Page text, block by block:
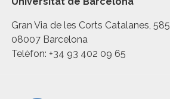
Gran Via de les Corts Catalanes, 585
08007 Barcelona
Telèfon: +34 93 402 09 65